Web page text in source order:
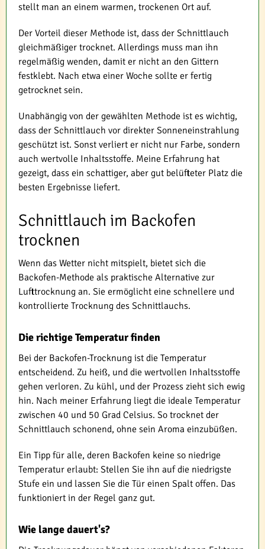
stellt man an einem warmen, trockenen Ort auf.
Der Vorteil dieser Methode ist, dass der Schnittlauch
gleichmäßiger trocknet. Allerdings muss man ihn
regelmäßig wenden, damit er nicht an den Gittern
festklebt. Nach etwa einer Woche sollte er fertig
getrocknet sein.
Unabhängig von der gewählten Methode ist es wichtig,
dass der Schnittlauch vor direkter Sonneneinstrahlung
geschützt ist. Sonst verliert er nicht nur Farbe, sondern
auch wertvolle Inhaltsstoffe. Meine Erfahrung hat
gezeigt, dass ein schattiger, aber gut belüfteter Platz die
besten Ergebnisse liefert.
Schnittlauch im Backofen
trocknen
Wenn das Wetter nicht mitspielt, bietet sich die
Backofen-Methode als praktische Alternative zur
Lufttrocknung an. Sie ermöglicht eine schnellere und
kontrollierte Trocknung des Schnittlauchs.
Die richtige Temperatur finden
Bei der Backofen-Trocknung ist die Temperatur
entscheidend. Zu heiß, und die wertvollen Inhaltsstoffe
gehen verloren. Zu kühl, und der Prozess zieht sich ewig
hin. Nach meiner Erfahrung liegt die ideale Temperatur
zwischen 40 und 50 Grad Celsius. So trocknet der
Schnittlauch schonend, ohne sein Aroma einzubüßen.
Ein Tipp für alle, deren Backofen keine so niedrige
Temperatur erlaubt: Stellen Sie ihn auf die niedrigste
Stufe ein und lassen Sie die Tür einen Spalt offen. Das
funktioniert in der Regel ganz gut.
Wie lange dauert's?